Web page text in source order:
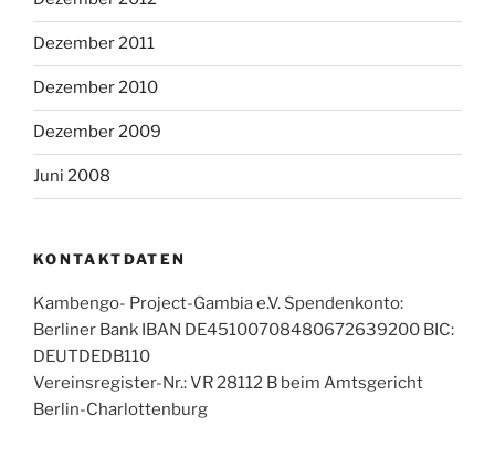
Dezember 2011
Dezember 2010
Dezember 2009
Juni 2008
KONTAKTDATEN
Kambengo- Project-Gambia e.V. Spendenkonto:
Berliner Bank IBAN DE45100708480672639200 BIC:
DEUTDEDB110
Vereinsregister-Nr.: VR 28112 B beim Amtsgericht
Berlin-Charlottenburg